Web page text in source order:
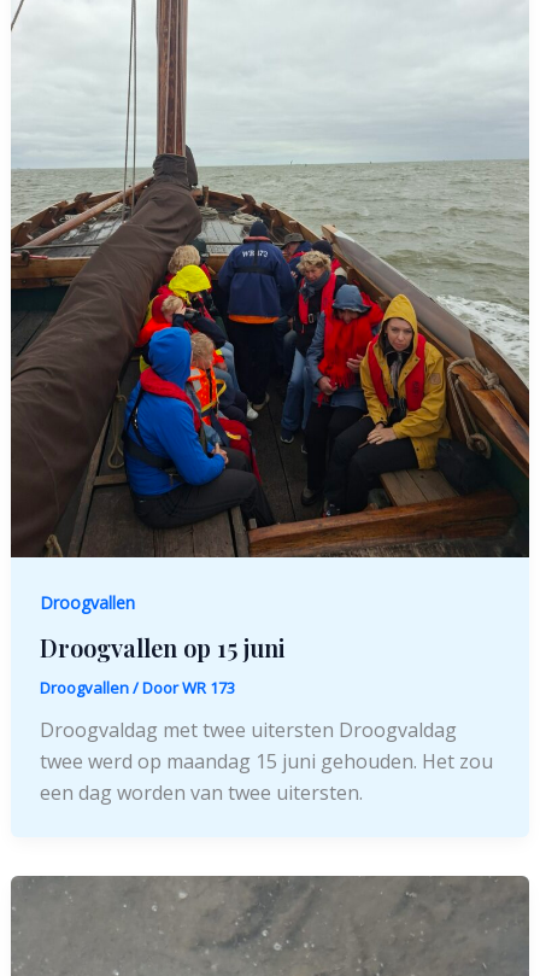
Droogvallen
Droogvallen op 15 juni
Droogvallen/ DoorWR 173
Droogvaldag met twee uitersten Droogvaldag
twee werd op maandag 15 juni gehouden. Het zou
een dag worden van twee uitersten.